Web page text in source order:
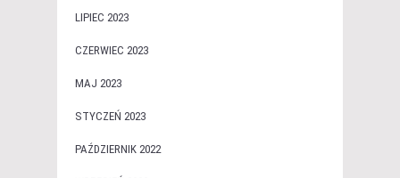
LIPIEC 2023
CZERWIEC 2023
MAJ 2023
STYCZEŃ 2023
PAŹDZIERNIK 2022